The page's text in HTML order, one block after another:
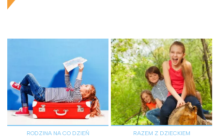
RODZINA NA CO DZIEŃ RAZEM Z DZIECKIEM